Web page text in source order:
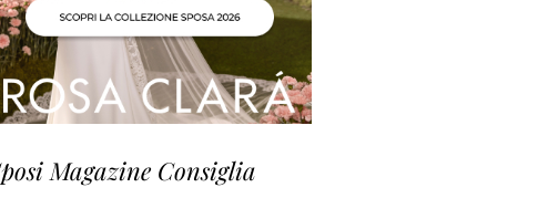
Magazine Consiglia